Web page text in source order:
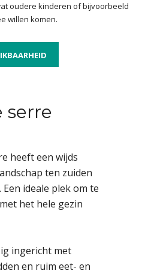
oudere kinderen of bijvoorbeeld
willen komen.
serre
heeft een wijds
ten zuiden
ideale plek om te
het hele gezin
ingericht met
en ruim eet- en